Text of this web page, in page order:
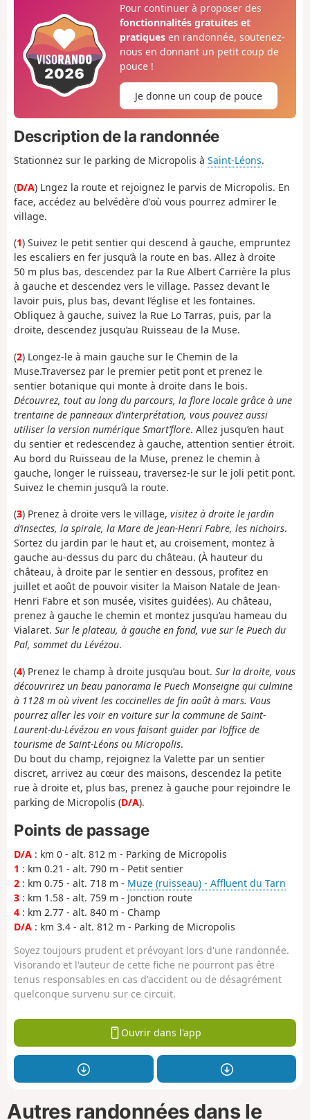
Pour continuer à proposer des
fonctionnalités gratuites et
pratiquesen randonnée, soutenez-
nous en donnant un petit coup de
pouce !
Je donne un coup de pouce
Description de la randonnée
Stationnez sur le parking de Micropolis à Saint-Léons.
(D/A) Lngez la route et rejoignez le parvis de Micropolis. En
face, accédez au belvédère d'où vous pourrez admirer le
village.
(1) Suivez le petit sentier qui descend à gauche, empruntez
les escaliers en fer jusqu’à la route en bas. Allez à droite
50 m plus bas, descendez par la Rue Albert Carrière la plus
à gauche et descendez vers le village. Passez devant le
lavoir puis, plus bas, devant l’église et les fontaines.
Obliquez à gauche, suivez la Rue Lo Tarras, puis, par la
droite, descendez jusqu’au Ruisseau de la Muse.
(2) Longez-le à main gauche sur le Chemin de la
Muse.Traversez par le premier petit pont et prenez le
sentier botanique qui monte à droite dans le bois.
Découvrez, tout au long du parcours, la flore locale grâce à une
trentaine de panneaux d’interprétation, vous pouvez aussi
utiliser la version numérique Smart’flore. Allez jusqu’en haut
du sentier et redescendez à gauche, attention sentier étroit.
Au bord du Ruisseau de la Muse, prenez le chemin à
gauche, longer le ruisseau, traversez-le sur le joli petit pont.
Suivez le chemin jusqu’à la route.
(3) Prenez à droite vers le village, visitez à droite le jardin
d’insectes, la spirale, la Mare de Jean-Henri Fabre, les nichoirs.
Sortez du jardin par le haut et, au croisement, montez à
gauche au-dessus du parc du château. (À hauteur du
château, à droite par le sentier en dessous, profitez en
juillet et août de pouvoir visiter la Maison Natale de Jean-
Henri Fabre et son musée, visites guidées). Au château,
prenez à gauche le chemin et montez jusqu’au hameau du
Vialaret. Sur le plateau, à gauche en fond, vue sur le Puech du
Pal, sommet du Lévézou.
(4) Prenez le champ à droite jusqu’au bout. Sur la droite, vous
découvrirez un beau panorama le Puech Monseigne qui culmine
à 1128 m où vivent les coccinelles de fin août à mars. Vous
pourrez aller les voir en voiture sur la commune de Saint-
Laurent-du-Lévézou en vous faisant guider par l’office de
tourisme de Saint-Léons ou Micropolis.
Du bout du champ, rejoignez la Valette par un sentier
discret, arrivez au cœur des maisons, descendez la petite
rue à droite et, plus bas, prenez à gauche pour rejoindre le
parking de Micropolis (D/A).
Points de passage
D/A : km 0 - alt. 812 m - Parking de Micropolis
1 : km 0.21 - alt. 790 m - Petit sentier
2 : km 0.75 - alt. 718 m - Muze (ruisseau) - Affluent du Tarn
3 : km 1.58 - alt. 759 m - Jonction route
4 : km 2.77 - alt. 840 m - Champ
D/A : km 3.4 - alt. 812 m - Parking de Micropolis
Soyez toujours prudent et prévoyant lors d'une randonnée.
Visorando et l'auteur de cette fiche ne pourront pas être
tenus responsables en cas d'accident ou de désagrément
quelconque survenu sur ce circuit.
Ouvrir dans l'app
Autres randonnées dans le